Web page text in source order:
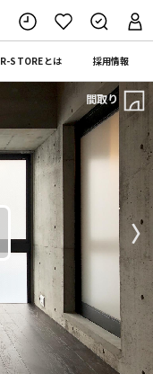
R-STOREとは 採用情報
〉
間取り